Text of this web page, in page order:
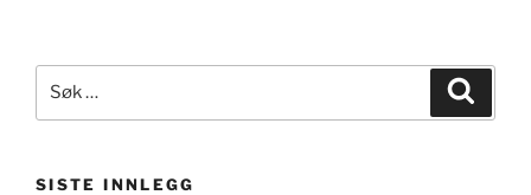
etter:
SISTE INNLEGG